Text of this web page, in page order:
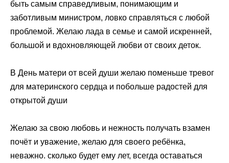
быть самым справедливым, понимающим и
заботливым министром, ловко справляться с любой
проблемой. Желаю лада в семье и самой искренней,
большой и вдохновляющей любви от своих деток.
В День матери от всей души желаю поменьше тревог
для материнского сердца и побольше радостей для
открытой души
Желаю за свою любовь и нежность получать взамен
почёт и уважение, желаю для своего ребёнка,
неважно. сколько будет ему лет, всегда оставаться